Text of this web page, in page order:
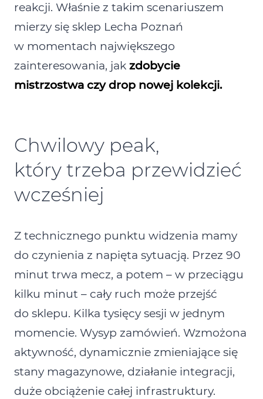
reakcji. Właśnie z takim scenariuszem
mierzy się sklep Lecha Poznań
w momentach największego
zainteresowania, jak zdobycie
mistrzostwa czy drop nowej kolekcji.
Chwilowy peak,
który trzeba przewidzieć
wcześniej
Z technicznego punktu widzenia mamy
do czynienia z napięta sytuacją. Przez 90
minut trwa mecz, a potem – w przeciągu
kilku minut – cały ruch może przejść
do sklepu. Kilka tysięcy sesji w jednym
momencie. Wysyp zamówień. Wzmożona
aktywność, dynamicznie zmieniające się
stany magazynowe, działanie integracji,
duże obciążenie całej infrastruktury.